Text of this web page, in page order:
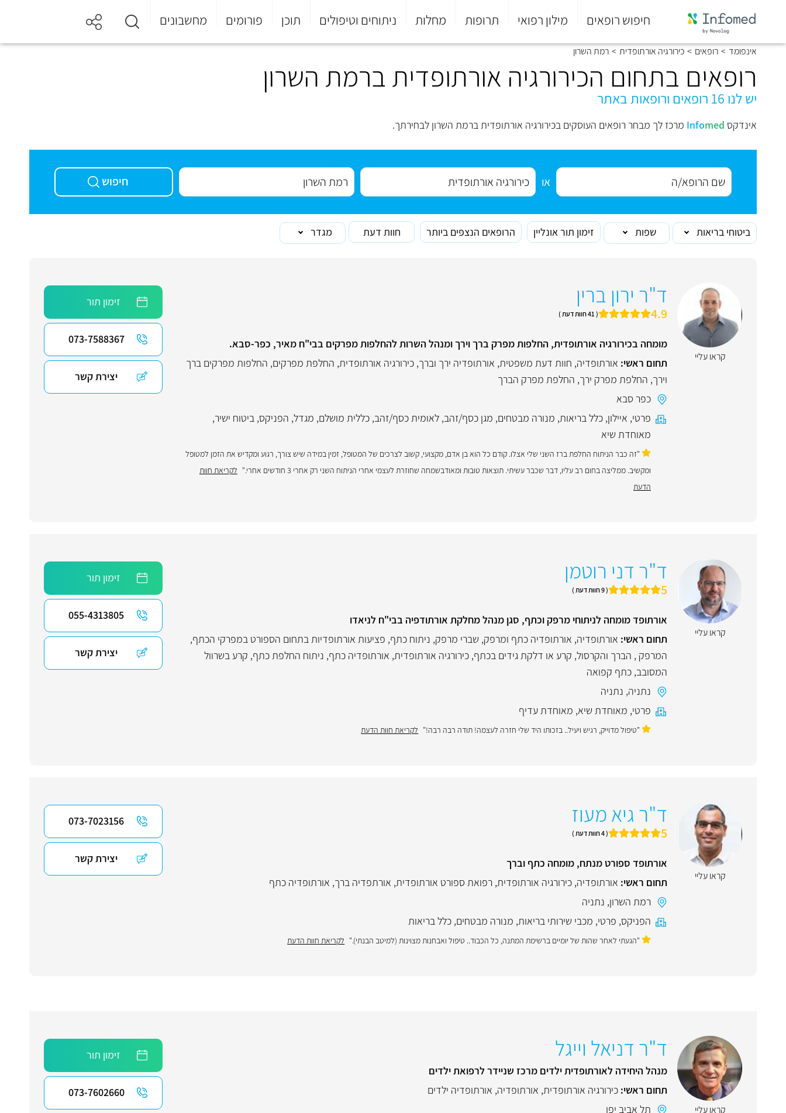
חיפוש רופאים מילון רפואי תרופות מחלות ניתוחים וטיפולים תוכן פורומים מחשבונים
סוף
התפריט
אינפומד > רופאים > כירורגיה אורתופדית > רמת השרון
רופאים בתחום הכירורגיה אורתופדית ברמת השרון
יש לנו 16 רופאים ורופאות באתר
אינדקס Infomed מרכז לך מבחר רופאים העוסקים בכירורגיה אורתופדית ברמת השרון לבחירתך.
או חיפוש
ביטוחי בריאות שפות זימון תור אונליין הרופאים הנצפים ביותר חוות דעת מגדר
קראו עליי
ד"ר ירון ברין
4.9 ( 41 חוות דעת )
מומחה בכירורגיה אורתופדית, החלפות מפרק ברך וירך ומנהל השרות להחלפות מפרקים בבי"ח מאיר, כפר-סבא.
תחום ראשי: אורתופדיה, חוות דעת משפטית, אורתופדיה ירך וברך, כירורגיה אורתופדית, החלפת מפרקים, החלפות מפרקים ברך
וירך, החלפת מפרק ירך, החלפת מפרק הברך
כפר סבא
פרטי, איילון, כלל בריאות, מנורה מבטחים, מגן כסף/זהב, לאומית כסף/זהב, כללית מושלם, מגדל, הפניקס, ביטוח ישיר,
מאוחדת שיא
"זה כבר הניתוח החלפת ברז השני שלי אצלו. קודם כל הוא בן אדם, מקצועי, קשוב לצרכים של המטופל, זמין במידה שיש צורך, רגוע ומקדיש את הזמן למטופל
ומקשיב. ממליצה בחום רב עליו, דבר שכבר עשיתי. תוצאות טובות ומאודבשמחה שחוזרת לעצמי אחרי הניתוח השני רק אחרי 3 חודשים אחרי."
לקריאת חוות
הדעת
זימון תור
073-7588367
יצירת קשר
קראו עליי
ד"ר דני רוטמן
5 ( 9 חוות דעת )
אורתופד מומחה לניתוחי מרפק וכתף, סגן מנהל מחלקת אורתודפיה בבי"ח לניאדו
תחום ראשי: אורתופדיה, אורתופדיה כתף ומרפק, שברי מרפק, ניתוח כתף, פציעות אורתופדיות בתחום הספורט במפרקי הכתף,
המרפק , הברך והקרסול, קרע או דלקת גידים בכתף, כירורגיה אורתופדית, אורתופדיה כתף, ניתוח החלפת כתף, קרע בשרוול
המסובב, כתף קפואה
נתניה, נתניה
פרטי, מאוחדת שיא, מאוחדת עדיף
"טיפול מדוייק, רגיש ויעיל.. בזכותו היד שלי חזרה לעצמה! תודה רבה רבה!" לקריאת חוות הדעת
זימון תור
055-4313805
יצירת קשר
קראו עליי
ד"ר גיא מעוז
5 ( 4 חוות דעת )
אורתופד ספורט מנתח, מומחה כתף וברך
תחום ראשי: אורתופדיה, כירורגיה אורתופדית, רפואת ספורט אורתופדית, אורתפדיה ברך, אורתופדיה כתף
רמת השרון, נתניה
הפניקס, פרטי, מכבי שירותי בריאות, מנורה מבטחים, כלל בריאות
"הגעתי לאחר שהות של יומיים ברשימת המתנה, כל הכבוד.. טיפול ואבחנות מצוינות (למיטב הבנתי)." לקריאת חוות הדעת
073-7023156
יצירת קשר
קראו עליי
ד"ר דניאל וייגל
מנהל היחידה לאורתופדית ילדים מרכז שניידר לרפואת ילדים
תחום ראשי: כירורגיה אורתופדית, אורתופדיה, אורתופדיה ילדים
תל אביב יפו
זימון תור
073-7602660